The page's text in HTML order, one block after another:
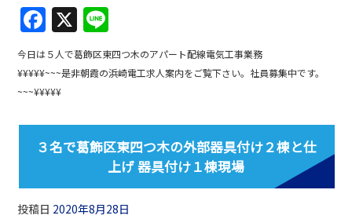
F
a
c
e
b
o
k
X
n
e
今日は５人で葛飾区東四つ木のアパート配線電気工事業務
¥¥¥¥¥~~~是非朝霞の浜崎電工求人案内をご覧下さい。社員募集中です。
~~~¥¥¥¥¥
３名で葛飾区東四つ木の外部器具付け２棟と仕
上げ 器具付け１棟現場
投稿日 2020年8月28日